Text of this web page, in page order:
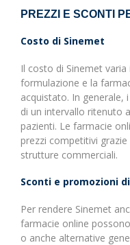
PREZZI E SCONTI
Costo di Sinemet
Il costo di Sinemet
formulazione e la
acquistato. In generale,
di un intervallo ritenuto
pazienti. Le farmacie
prezzi competitivi
strutture commerciali.
Sconti e promozioni
Per rendere Sinemet
farmacie online
o anche alternative